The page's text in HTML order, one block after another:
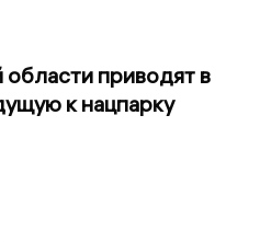
приводят в
к нацпарку